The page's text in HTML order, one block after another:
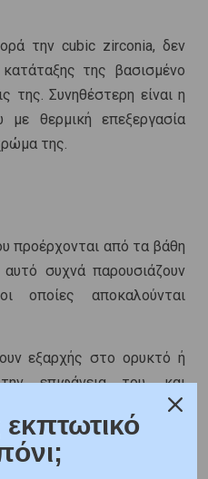
την cubic zirconia, δεν
της βασισμένο
της. Συνηθέστερη είναι η
θερμική επεξεργασία
της.
προέρχονται από τα βάθη
συχνά παρουσιάζουν
οποίες αποκαλούνται
εξαρχής στο ορυκτό ή
επιφάνεια του, και
προς το μέγεθος, τη θέση
δεν παρουσιάζει καμία